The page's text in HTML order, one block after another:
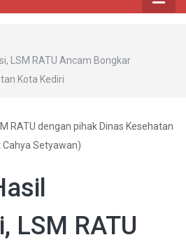
LSM RATU Ancam Bongkar
Kota Kediri
RATU dengan pihak Dinas Kesehatan
Cahya Setyawan)
LSM RATU